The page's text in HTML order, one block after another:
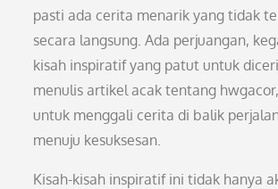
pasti ada cerita menarik yang tidak
secara langsung. Ada perjuangan,
kisah inspiratif yang patut untuk
menulis artikel acak tentang
untuk menggali cerita di balik
menuju kesuksesan.
Kisah-kisah inspiratif ini tidak hanya